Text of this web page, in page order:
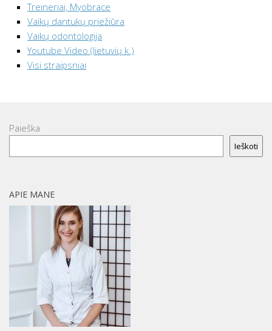
Treineriai, Myobrace
Vaikų dantukų priežiūra
Vaikų odontologija
Youtube Video (lietuvių k.)
Visi straipsniai
Paieška
Ieškoti
APIE MANE